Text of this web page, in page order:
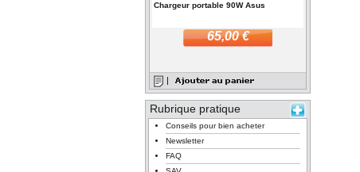
Chargeur portable 90W Asus
65,00 €
Rubrique pratique
Conseils pour bien acheter
Newsletter
FAQ